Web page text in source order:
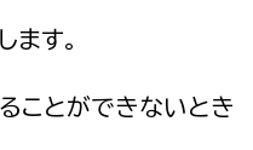
す。
ことができないとき